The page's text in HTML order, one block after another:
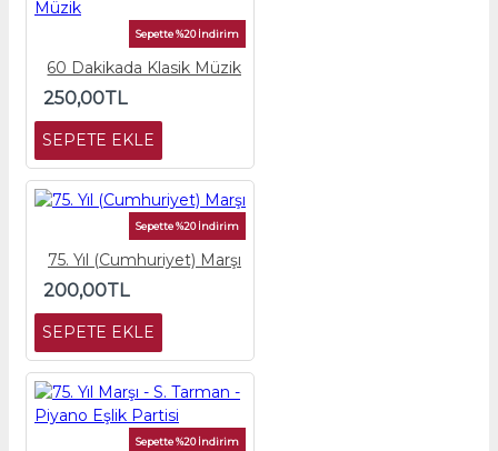
Sepette %20 İndirim
60 Dakikada Klasik Müzik
250,00TL
SEPETE EKLE
Sepette %20 İndirim
75. Yıl (Cumhuriyet) Marşı
200,00TL
SEPETE EKLE
Sepette %20 İndirim